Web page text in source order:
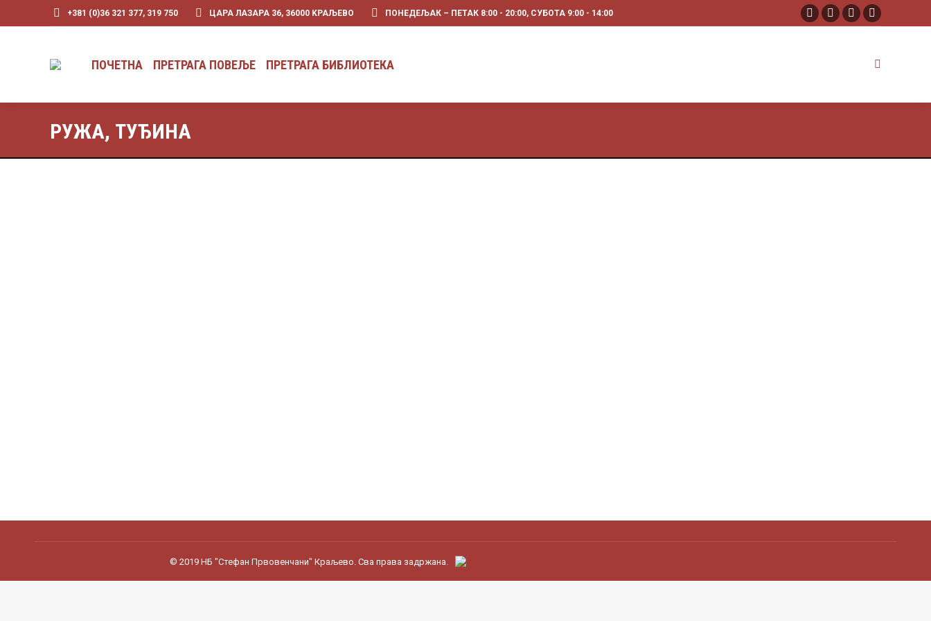
+381 (0)36 321 377, 319 750 ЦАРА ЛАЗАРА 36, 36000 KРАЉЕВО ПОНЕДЕЉАК – ПЕТАК 8:00 - 20:00, СУБОТА 9:00 - 14:00
ПОЧЕТНА ПРЕТРАГА ПОВЕЉЕ ПРЕТРАГА БИБЛИОТЕКА
РУЖА, ТУЂИНА
© 2019 НБ "Стефан Првовенчани" Краљево. Сва права задржана.